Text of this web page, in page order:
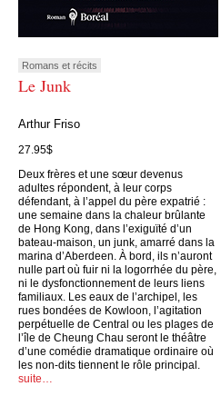
Romans et récits
Le Junk
Arthur Friso
27.95$
Deux frères et une sœur devenus
adultes répondent, à leur corps
défendant, à l’appel du père expatrié :
une semaine dans la chaleur brûlante
de Hong Kong, dans l’exiguïté d’un
bateau-maison, un junk, amarré dans la
marina d’Aberdeen. À bord, ils n’auront
nulle part où fuir ni la logorrhée du père,
ni le dysfonctionnement de leurs liens
familiaux. Les eaux de l’archipel, les
rues bondées de Kowloon, l’agitation
perpétuelle de Central ou les plages de
l’île de Cheung Chau seront le théâtre
d’une comédie dramatique ordinaire où
les non-dits tiennent le rôle principal.
suite…